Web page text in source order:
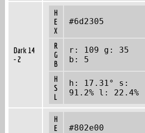
Dark 14
- 2
H
E
X
#6d2305
R
G
B
r: 109 g: 35
b: 5
H
S
L
h: 17.31° s:
91.2% l: 22.4%
H
E
#802e00